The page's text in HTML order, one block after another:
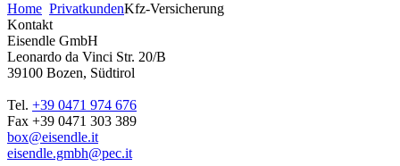
Home PrivatkundenKfz-Versicherung
Kontakt
Eisendle GmbH
Leonardo da Vinci Str. 20/B
39100 Bozen, Südtirol
Tel. +39 0471 974 676
Fax +39 0471 303 389
box@eisendle.it
eisendle.gmbh@pec.it